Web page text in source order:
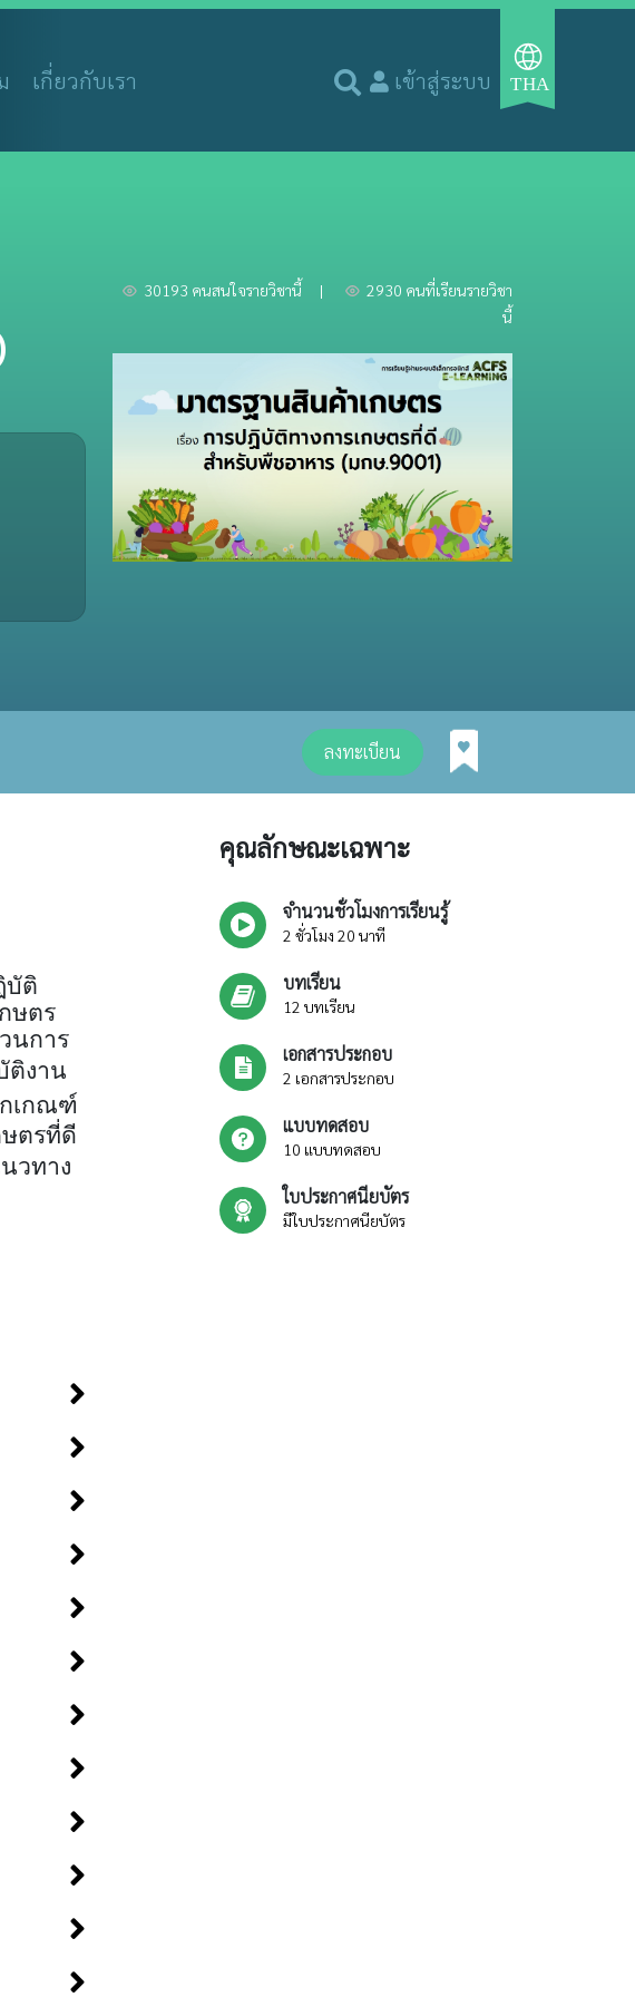
เกี่ยวกับเรา เข้าสู่ระบบ (current)
30193 คนสนใจรายวิชานี้ |
2930 คนที่เรียนรายวิชา
นี้
ลงทะเบียน
บัติ
ษตร
นการ
ติงาน
เกณฑ์
ษตรที่ดี
วทาง
คุณลักษณะเฉพาะ
จำนวนชั่วโมงการเรียนรู้
2 ชั่วโมง 20 นาที
บทเรียน
12 บทเรียน
เอกสารประกอบ
2 เอกสารประกอบ
แบบทดสอบ
10 แบบทดสอบ
ใบประกาศนียบัตร
มีใบประกาศนียบัตร